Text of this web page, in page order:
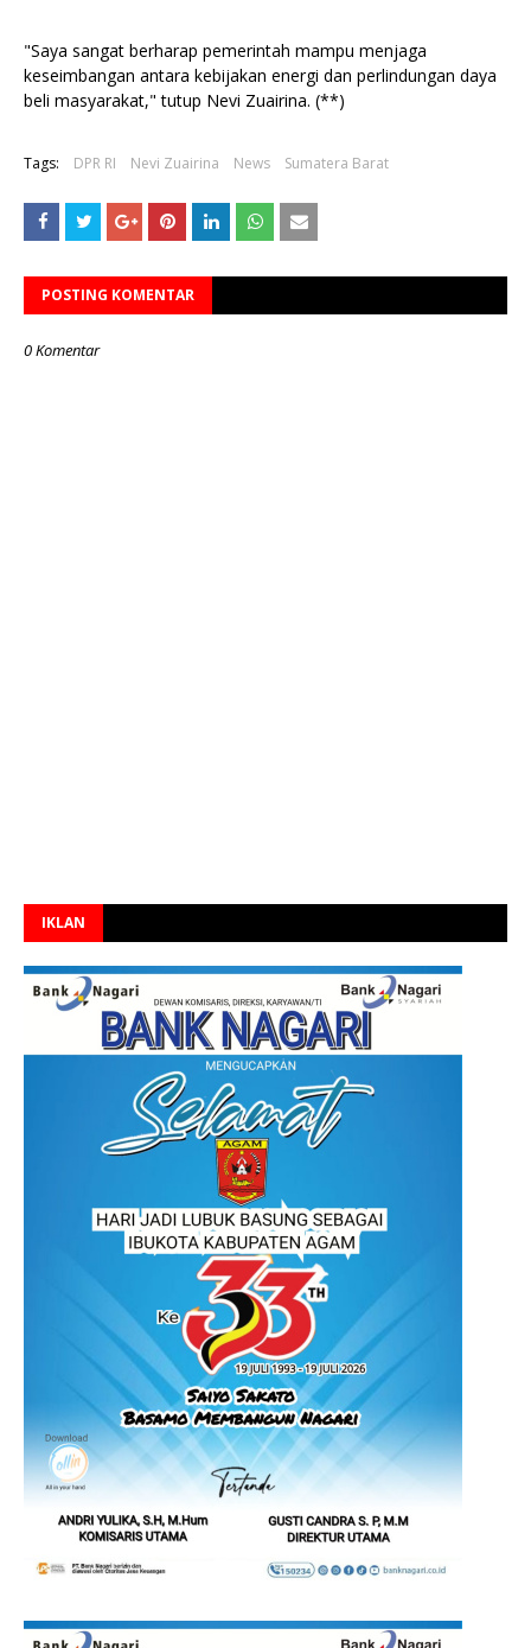
"Saya sangat berharap pemerintah mampu menjaga
keseimbangan antara kebijakan energi dan perlindungan daya
beli masyarakat," tutup Nevi Zuairina. (**)
Tags: DPR RI Nevi Zuairina News Sumatera Barat
POSTING KOMENTAR
0 Komentar
IKLAN